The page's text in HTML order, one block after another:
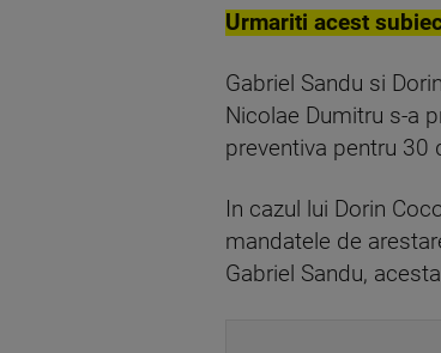
Urmariti acest
Gabriel Sandu si
Nicolae Dumitru s-a
preventiva pentru 30
In cazul lui Dorin
mandatele de
Gabriel Sandu,